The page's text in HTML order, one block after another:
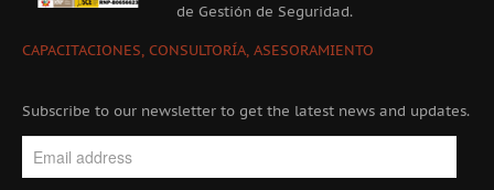
de Gestión de Seguridad.
CAPACITACIONES, CONSULTORÍA, ASESORAMIENTO
Subscribe to our newsletter to get the latest news and updates.
your